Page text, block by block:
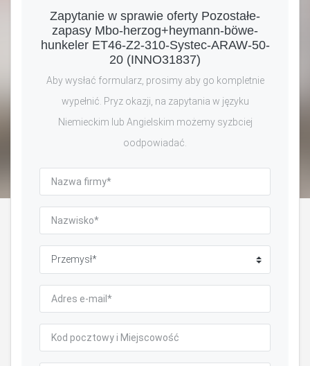
Zapytanie w sprawie oferty Pozostałe-
zapasy Mbo-herzog+heymann-böwe-
hunkeler ET46-Z2-310-Systec-ARAW-50-
20 (INNO31837)
Aby wysłać formularz, prosimy aby go kompletnie
wypełnić. Pryz okazji, na zapytania w języku
Niemieckim lub Angielskim możemy syzbciej
oodpowiadać.